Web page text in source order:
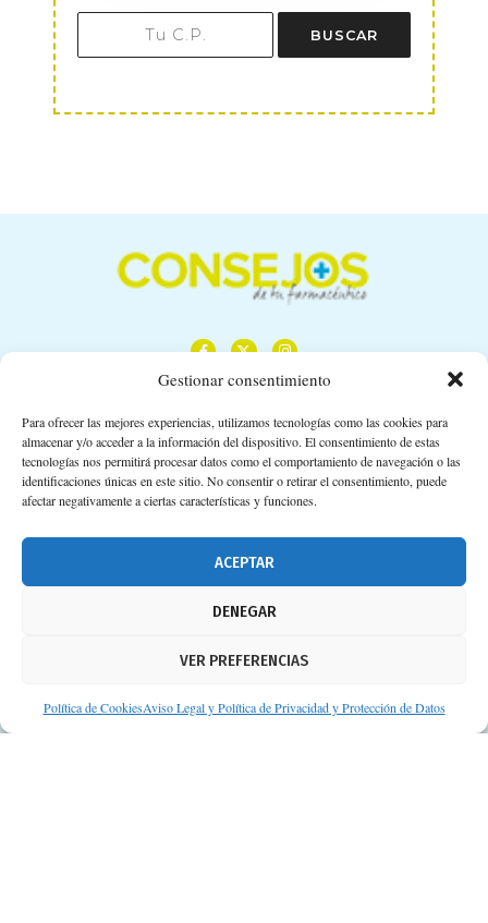
Gestionar consentimiento
Para ofrecer las mejores experiencias, utilizamos tecnologías como las cookies para
almacenar y/o acceder a la información del dispositivo. El consentimiento de estas
tecnologías nos permitirá procesar datos como el comportamiento de navegación o las
identificaciones únicas en este sitio. No consentir o retirar el consentimiento, puede
afectar negativamente a ciertas características y funciones.
ACEPTAR
DENEGAR
VER PREFERENCIAS
Política de CookiesAviso Legal y Política de Privacidad y Protección de Datos
BUSCAR
Calle Camino de los Descubrimientos, 11,
Planta 3ª 41092 – Sevilla
674 02 62 03
Aviso legal
Protección de datos personales
Suscripción a Newsletter